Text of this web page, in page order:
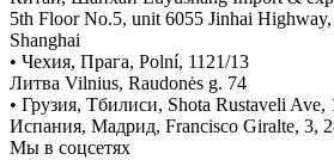
5th Floor No.5, unit 6055 Jinhai
Shanghai
• Чехия, Прага, Polní, 1121/13
Литва Vilnius, Raudonės g. 74
• Грузия, Тбилиси, Shota Rustaveli Ave,
Испания, Мадрид, Francisco Giralte, 3,
Мы в соцсетях